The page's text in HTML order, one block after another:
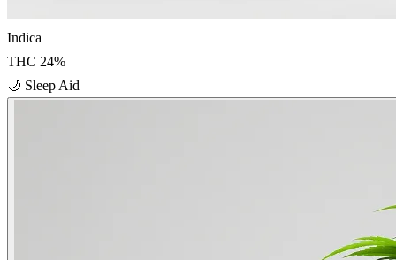
Indica
THC 24%
🌙 Sleep Aid